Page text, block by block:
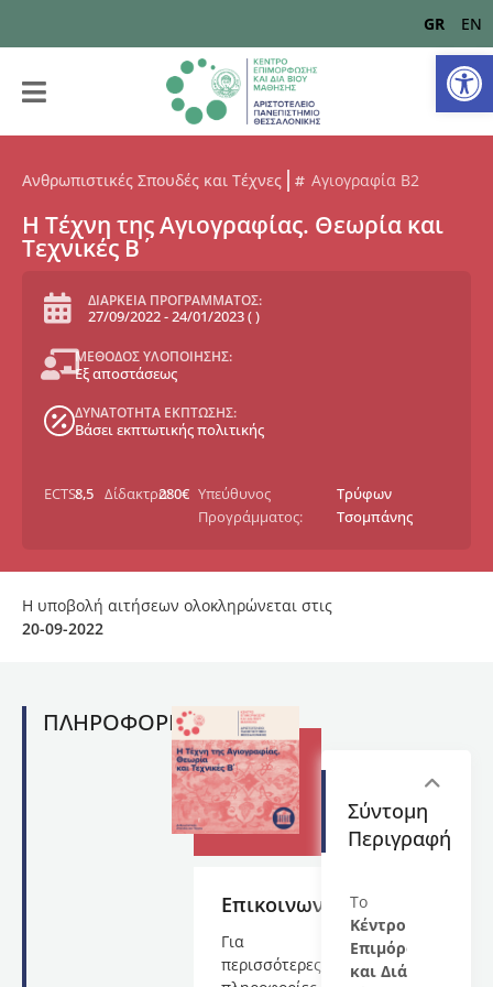
GR EN
Ανθρωπιστικές Σπουδές και Τέχνες Αγιογραφία Β2
Η Τέχνη της Αγιογραφίας. Θεωρία και
Τεχνικές B΄
ΔΙΑΡΚΕΙΑ ΠΡΟΓΡΑΜΜΑΤΟΣ:
27/09/2022-24/01/2023()
ΜΕΘΟΔΟΣ ΥΛΟΠΟΙΗΣΗΣ:
Εξ αποστάσεως
ΔΥΝΑΤΟΤΗΤΑ ΕΚΠΤΩΣΗΣ:
Βάσει εκπτωτικής πολιτικής
ECTS:8,5 Δίδακτρα:280€ Υπεύθυνος
Προγράμματος:
Τρύφων
Τσομπάνης
Η υποβολή αιτήσεων ολοκληρώνεται στις
20-09-2022
ΠΛΗΡΟΦΟΡΙΕΣ
Επικοινωνία
Για
περισσότερες
Σύντομη
Περιγραφή
Το
Κέντρο
Επιμόρφωσης
και Διά